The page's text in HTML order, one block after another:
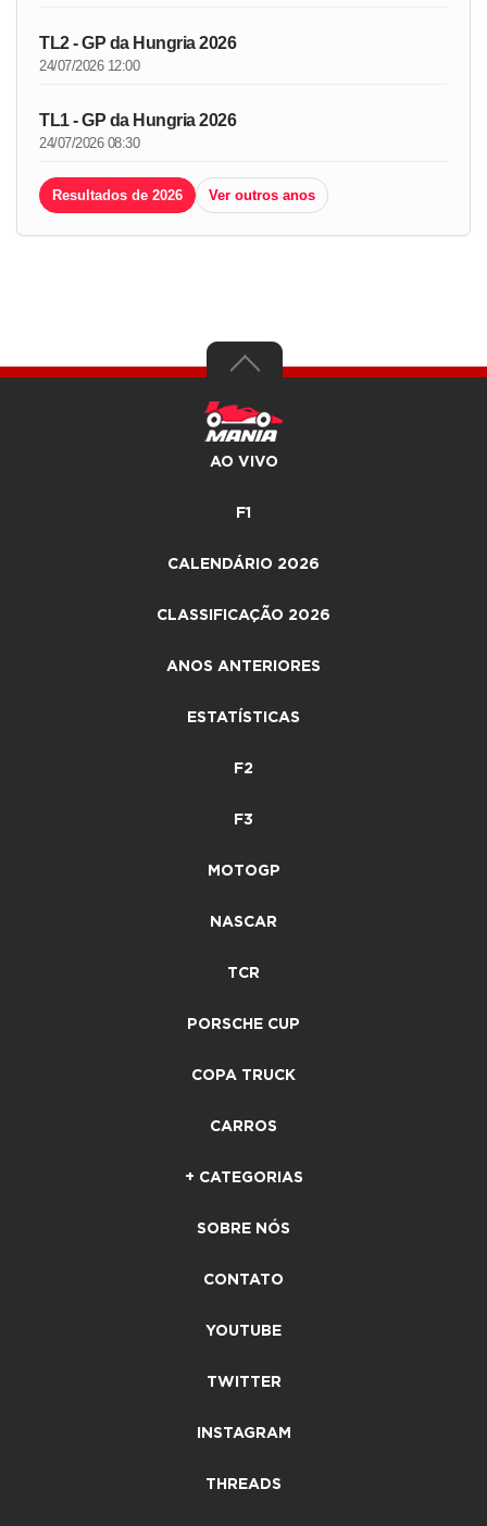
TL2 - GP da Hungria 2026
24/07/2026 12:00
TL1 - GP da Hungria 2026
24/07/2026 08:30
Resultados de 2026 Ver outros anos
AO VIVO
F1
CALENDÁRIO 2026
CLASSIFICAÇÃO 2026
ANOS ANTERIORES
ESTATÍSTICAS
F2
F3
MOTOGP
NASCAR
TCR
PORSCHE CUP
COPA TRUCK
CARROS
+ CATEGORIAS
SOBRE NÓS
CONTATO
YOUTUBE
TWITTER
INSTAGRAM
THREADS